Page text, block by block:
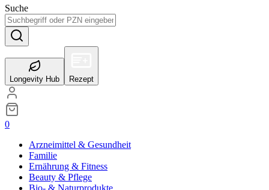
Suche
Longevity Hub Rezept
0
Arzneimittel & Gesundheit
Familie
Ernährung & Fitness
Beauty & Pflege
Bio- & Naturprodukte